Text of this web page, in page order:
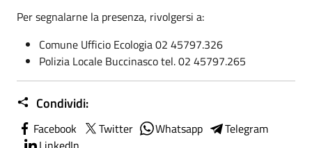
Per segnalarne la presenza, rivolgersi a:
Comune Ufficio Ecologia 02 45797.326
Polizia Locale Buccinasco tel. 02 45797.265
Condividi:
Facebook Twitter Whatsapp
Telegram